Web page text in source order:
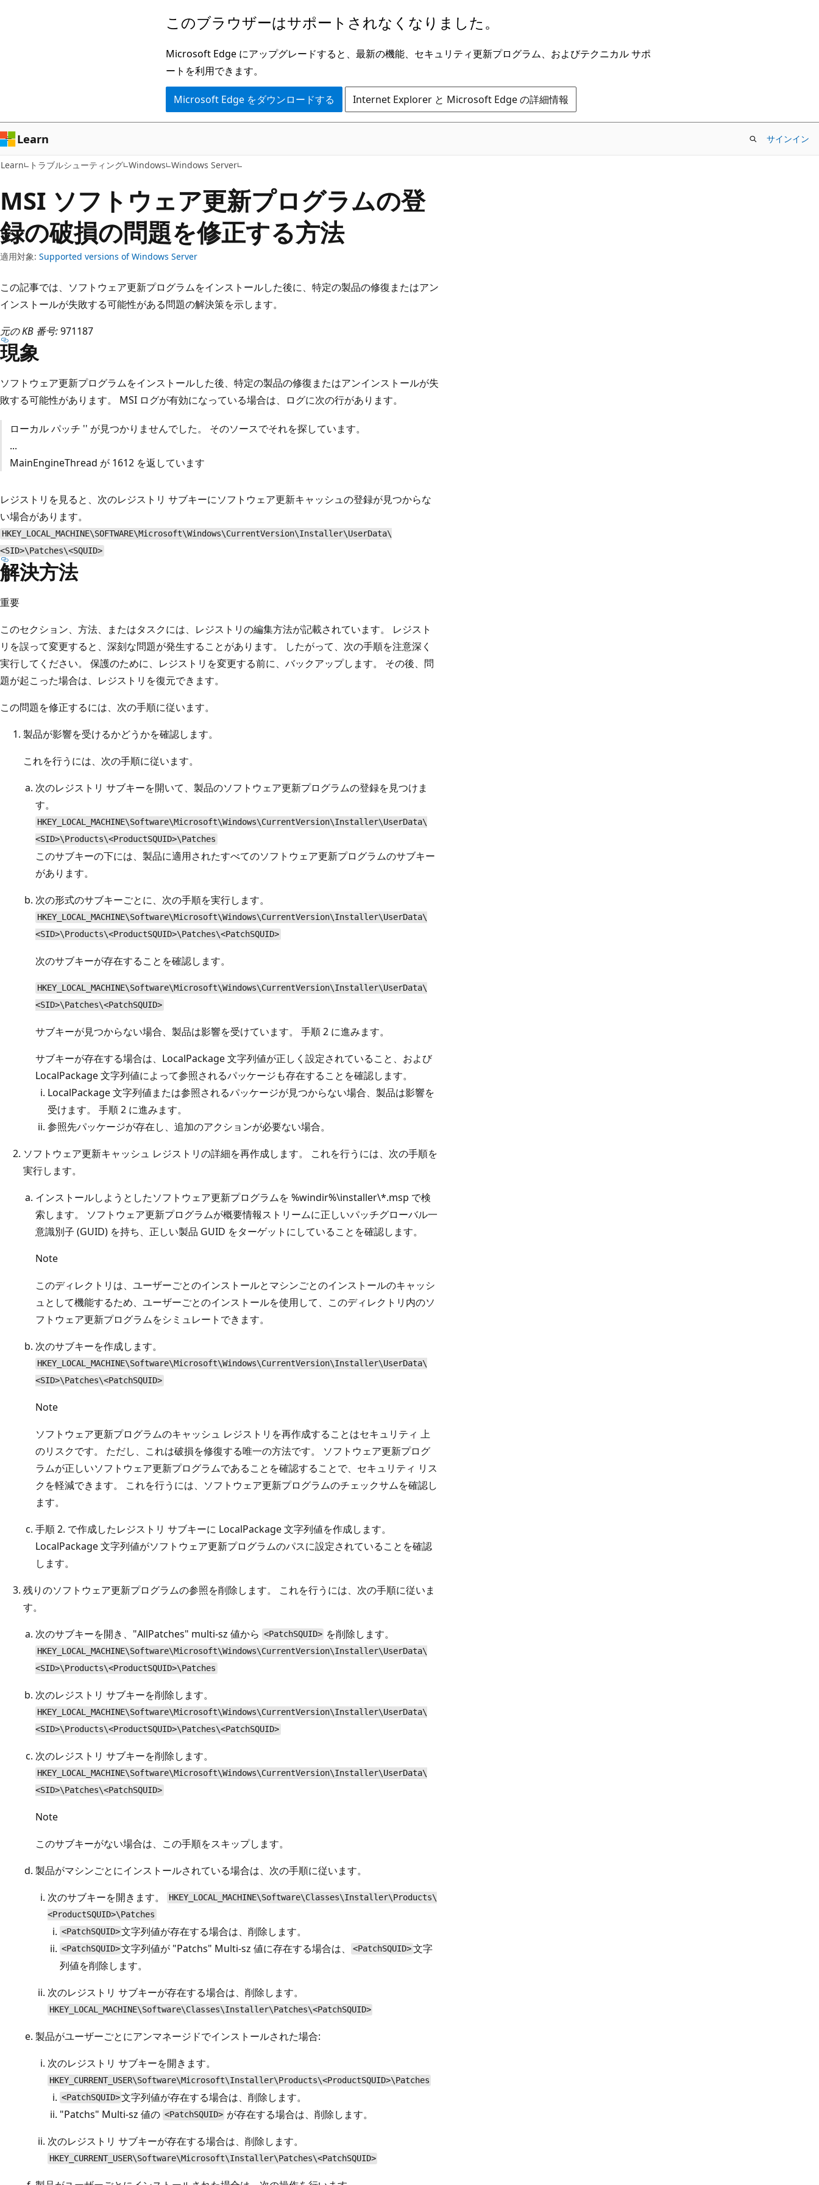
ン
ツ
に
ス
ッ
プ
このブラウザーはサポートされなくなりました。
Microsoft Edge にアップグレードすると、最新の機能、セキュリティ更新プログラム、およびテクニカル サポ
ートを利用できます。
Microsoft Edge をダウンロードする Internet Explorer と Microsoft Edge の詳細情報
Learn サインイン
Learn トラブルシューティング Windows Windows Server
MSI ソフトウェア更新プログラムの登
録の破損の問題を修正する方法
適用対象: Supported versions of Windows Server
この記事では、ソフトウェア更新プログラムをインストールした後に、特定の製品の修復またはアン
インストールが失敗する可能性がある問題の解決策を示します。
元の KB 番号:971187
現象
ソフトウェア更新プログラムをインストールした後、特定の製品の修復またはアンインストールが失
敗する可能性があります。 MSI ログが有効になっている場合は、ログに次の行があります。
ローカル パッチ '' が見つかりませんでした。 そのソースでそれを探しています。
...
MainEngineThread が 1612 を返しています
レジストリを見ると、次のレジストリ サブキーにソフトウェア更新キャッシュの登録が見つからな
い場合があります。
HKEY_LOCAL_MACHINE\SOFTWARE\Microsoft\Windows\CurrentVersion\Installer\UserData\
<SID>\Patches\<SQUID>
解決方法
重要
このセクション、方法、またはタスクには、レジストリの編集方法が記載されています。 レジスト
リを誤って変更すると、深刻な問題が発生することがあります。 したがって、次の手順を注意深く
実行してください。 保護のために、レジストリを変更する前に、バックアップします。 その後、問
題が起こった場合は、レジストリを復元できます。
この問題を修正するには、次の手順に従います。
製品が影響を受けるかどうかを確認します。
これを行うには、次の手順に従います。
次のレジストリ サブキーを開いて、製品のソフトウェア更新プログラムの登録を見つけま
す。
HKEY_LOCAL_MACHINE\Software\Microsoft\Windows\CurrentVersion\Installer\UserData\
<SID>\Products\<ProductSQUID>\Patches
このサブキーの下には、製品に適用されたすべてのソフトウェア更新プログラムのサブキー
があります。
次の形式のサブキーごとに、次の手順を実行します。
HKEY_LOCAL_MACHINE\Software\Microsoft\Windows\CurrentVersion\Installer\UserData\
<SID>\Products\<ProductSQUID>\Patches\<PatchSQUID>
次のサブキーが存在することを確認します。
HKEY_LOCAL_MACHINE\Software\Microsoft\Windows\CurrentVersion\Installer\UserData\
<SID>\Patches\<PatchSQUID>
サブキーが見つからない場合、製品は影響を受けています。 手順 2 に進みます。
サブキーが存在する場合は、LocalPackage 文字列値が正しく設定されていること、および
LocalPackage 文字列値によって参照されるパッケージも存在することを確認します。
LocalPackage 文字列値または参照されるパッケージが見つからない場合、製品は影響を
受けます。 手順 2 に進みます。
参照先パッケージが存在し、追加のアクションが必要ない場合。
ソフトウェア更新キャッシュ レジストリの詳細を再作成します。 これを行うには、次の手順を
実行します。
インストールしようとしたソフトウェア更新プログラムを %windir%\installer\*.msp で検
索します。 ソフトウェア更新プログラムが概要情報ストリームに正しいパッチグローバル一
意識別子 (GUID) を持ち、正しい製品 GUID をターゲットにしていることを確認します。
Note
このディレクトリは、ユーザーごとのインストールとマシンごとのインストールのキャッシ
ュとして機能するため、ユーザーごとのインストールを使用して、このディレクトリ内のソ
フトウェア更新プログラムをシミュレートできます。
次のサブキーを作成します。
HKEY_LOCAL_MACHINE\Software\Microsoft\Windows\CurrentVersion\Installer\UserData\
<SID>\Patches\<PatchSQUID>
Note
ソフトウェア更新プログラムのキャッシュ レジストリを再作成することはセキュリティ 上
のリスクです。 ただし、これは破損を修復する唯一の方法です。 ソフトウェア更新プログ
ラムが正しいソフトウェア更新プログラムであることを確認することで、セキュリティ リス
クを軽減できます。 これを行うには、ソフトウェア更新プログラムのチェックサムを確認し
ます。
手順 2. で作成したレジストリ サブキーに LocalPackage 文字列値を作成します。
LocalPackage 文字列値がソフトウェア更新プログラムのパスに設定されていることを確認
します。
残りのソフトウェア更新プログラムの参照を削除します。 これを行うには、次の手順に従いま
す。
次のサブキーを開き、"AllPatches" multi-sz 値から <PatchSQUID> を削除します。
HKEY_LOCAL_MACHINE\Software\Microsoft\Windows\CurrentVersion\Installer\UserData\
<SID>\Products\<ProductSQUID>\Patches
次のレジストリ サブキーを削除します。
HKEY_LOCAL_MACHINE\Software\Microsoft\Windows\CurrentVersion\Installer\UserData\
<SID>\Products\<ProductSQUID>\Patches\<PatchSQUID>
次のレジストリ サブキーを削除します。
HKEY_LOCAL_MACHINE\Software\Microsoft\Windows\CurrentVersion\Installer\UserData\
<SID>\Patches\<PatchSQUID>
Note
このサブキーがない場合は、この手順をスキップします。
製品がマシンごとにインストールされている場合は、次の手順に従います。
次のサブキーを開きます。
HKEY_LOCAL_MACHINE\Software\Classes\Installer\Products\
<ProductSQUID>\Patches
<PatchSQUID>文字列値が存在する場合は、削除します。
<PatchSQUID>文字列値が "Patchs" Multi-sz 値に存在する場合は、 <PatchSQUID>文字
列値を削除します。
次のレジストリ サブキーが存在する場合は、削除します。
HKEY_LOCAL_MACHINE\Software\Classes\Installer\Patches\<PatchSQUID>
製品がユーザーごとにアンマネージドでインストールされた場合:
次のレジストリ サブキーを開きます。
HKEY_CURRENT_USER\Software\Microsoft\Installer\Products\<ProductSQUID>\Patches
<PatchSQUID>文字列値が存在する場合は、削除します。
"Patchs" Multi-sz 値の <PatchSQUID> が存在する場合は、削除します。
次のレジストリ サブキーが存在する場合は、削除します。
HKEY_CURRENT_USER\Software\Microsoft\Installer\Patches\<PatchSQUID>